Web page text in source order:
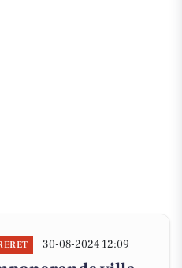
30-08-2024 12:09